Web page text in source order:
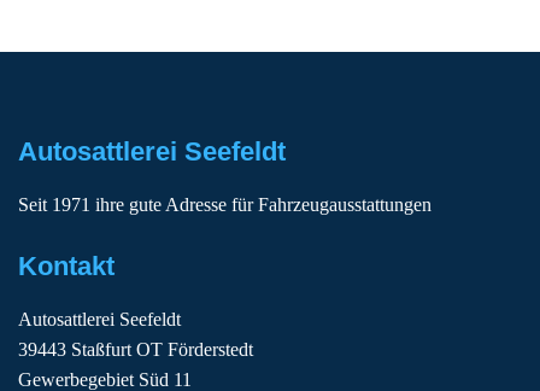
Autosattlerei Seefeldt
Seit 1971 ihre gute Adresse für Fahrzeugausstattungen
Kontakt
Autosattlerei Seefeldt
39443 Staßfurt OT Förderstedt
Gewerbegebiet Süd 11